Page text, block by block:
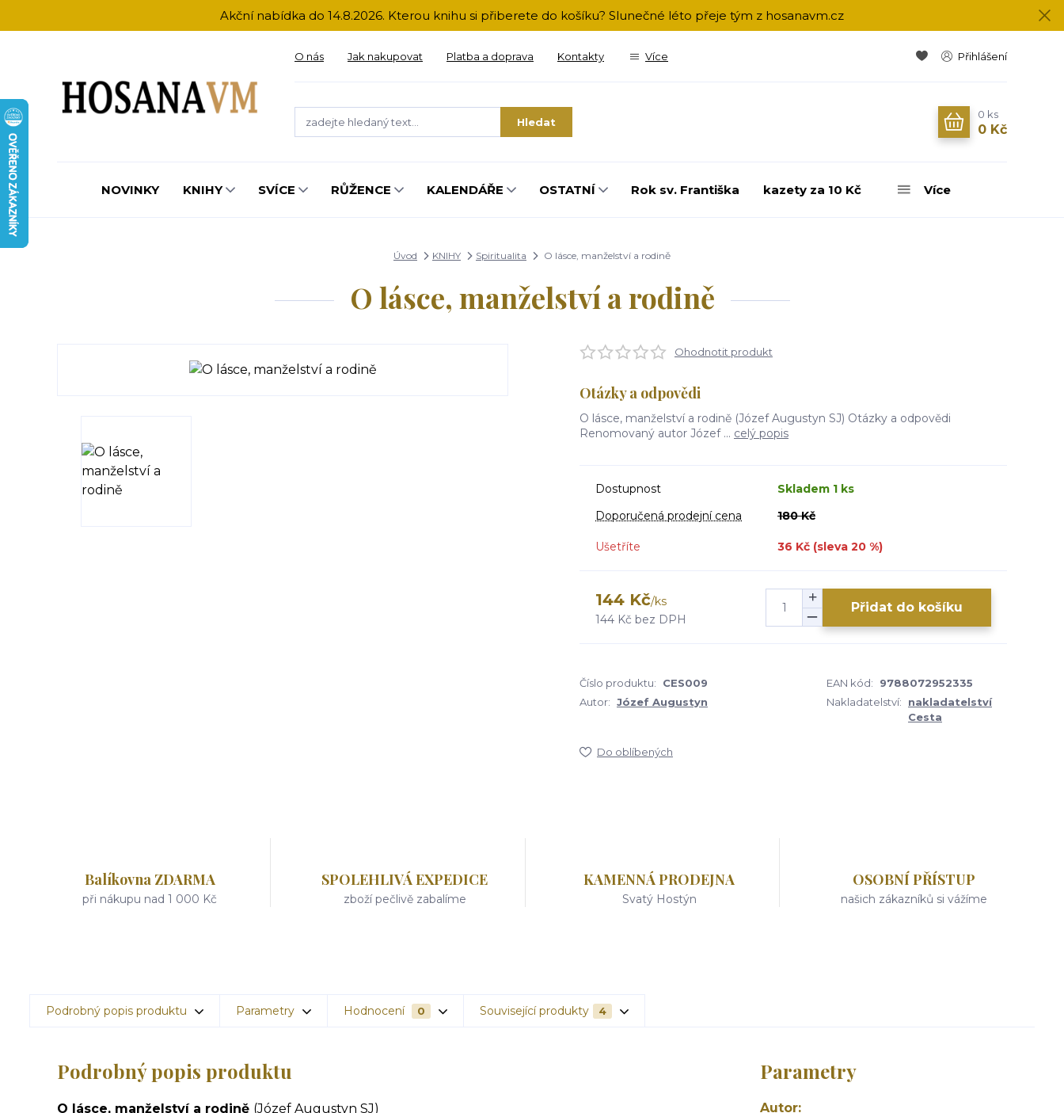
Akční nabídka do 14.8.2026. Kterou knihu si přiberete do košíku? Slunečné léto přeje tým z hosanavm.cz
O nás Jak nakupovat Platba a doprava Kontakty Více Přihlášení
Hledat
0 ks
0 Kč
NOVINKY KNIHY SVÍCE RŮŽENCE KALENDÁŘE OSTATNÍ Rok sv. Františka kazety za 10 Kč Více
Úvod KNIHY Spiritualita O lásce, manželství a rodině
O lásce, manželství a rodině
Ohodnotit produkt
Otázky a odpovědi
O lásce, manželství a rodině (Józef Augustyn SJ) Otázky a odpovědi
Renomovaný autor Józef ... celý popis
Dostupnost
Skladem 1 ks
Doporučená prodejní cena
180 Kč
Ušetříte 36 Kč (sleva 20 %)
144 Kč/ks
144 Kč bez DPH
Přidat do košíku
Číslo produktu: CES009 EAN kód:
9788072952335
Autor: Józef Augustyn Nakladatelství:
nakladatelství
Cesta
Do oblíbených
Balíkovna ZDARMA
při nákupu nad 1 000 Kč
SPOLEHLIVÁ EXPEDICE
zboží pečlivě zabalíme
KAMENNÁ PRODEJNA
Svatý Hostýn
OSOBNÍ PŘÍSTUP
našich zákazníků si vážíme
Podrobný popis produktu Parametry Hodnocení 0 Související produkty 4
Podrobný popis produktu
O lásce, manželství a rodině (Józef Augustyn SJ)
Parametry
Autor